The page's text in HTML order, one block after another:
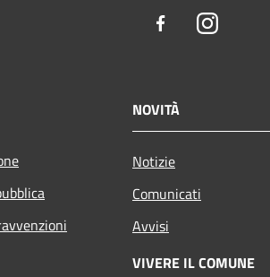
Facebook
NOVITÀ
Notizie
Comunicati
Avvisi
VIVERE IL COMUNE